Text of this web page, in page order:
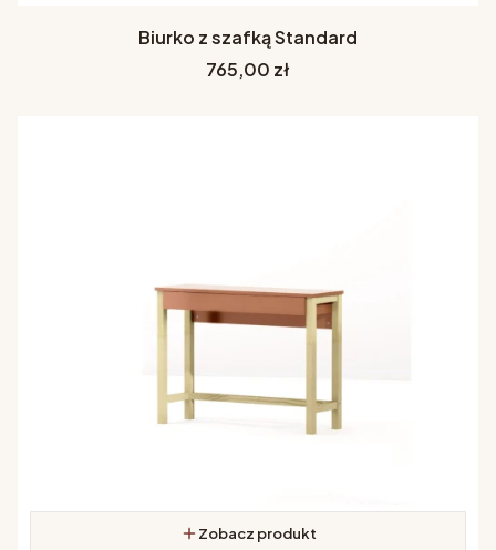
Biurko z szafką Standard
Cena
765,00 zł
Zobacz produkt